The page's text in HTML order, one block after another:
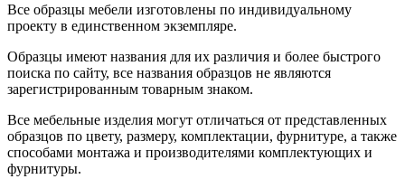
Все образцы мебели изготовлены по индивидуальному
проекту в единственном экземпляре.
Образцы имеют названия для их различия и более быстрого
поиска по сайту, все названия образцов не являются
зарегистрированным товарным знаком.
Все мебельные изделия могут отличаться от представленных
образцов по цвету, размеру, комплектации, фурнитуре, а также
способами монтажа и производителями комплектующих и
фурнитуры.